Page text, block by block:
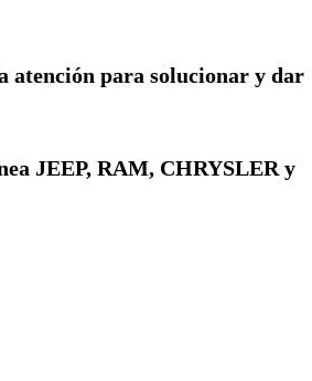
atención para solucionar y dar
JEEP, RAM, CHRYSLER y